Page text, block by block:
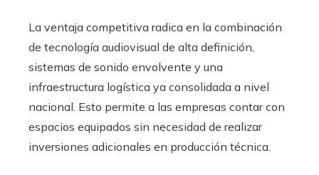
La ventaja competitiva radica en la combinación
de tecnología audiovisual de alta definición,
sistemas de sonido envolvente y una
infraestructura logística ya consolidada a nivel
nacional. Esto permite a las empresas contar con
espacios equipados sin necesidad de realizar
inversiones adicionales en producción técnica.